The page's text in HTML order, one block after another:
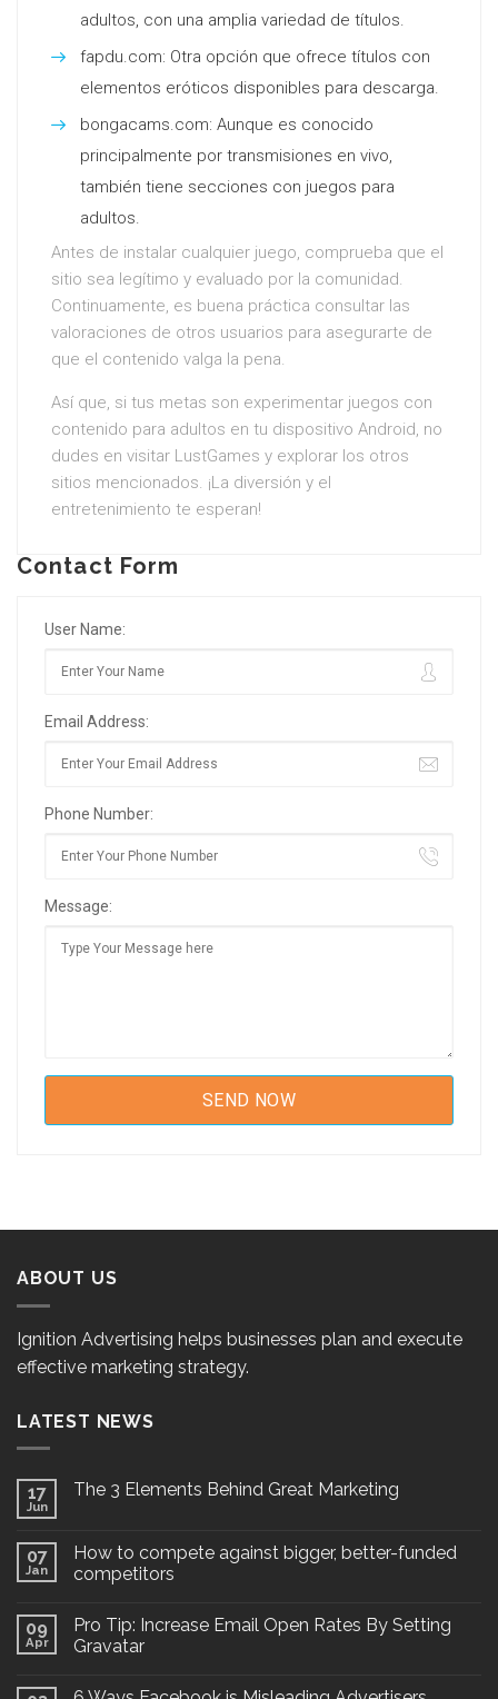
adultos, con una amplia variedad de títulos.
fapdu.com: Otra opción que ofrece títulos con
elementos eróticos disponibles para descarga.
bongacams.com: Aunque es conocido
principalmente por transmisiones en vivo,
también tiene secciones con juegos para
adultos.
Antes de instalar cualquier juego, comprueba que el
sitio sea legítimo y evaluado por la comunidad.
Continuamente, es buena práctica consultar las
valoraciones de otros usuarios para asegurarte de
que el contenido valga la pena.
Así que, si tus metas son experimentar juegos con
contenido para adultos en tu dispositivo Android, no
dudes en visitar LustGames y explorar los otros
sitios mencionados. ¡La diversión y el
entretenimiento te esperan!
Contact Form
User Name:
Email Address:
Phone Number:
Message:
ABOUT US
Ignition Advertising helps businesses plan and execute
effective marketing strategy.
LATEST NEWS
17
Jun
The 3 Elements Behind Great Marketing
07
Jan
How to compete against bigger, better-funded
competitors
09
Apr
Pro Tip: Increase Email Open Rates By Setting
Gravatar